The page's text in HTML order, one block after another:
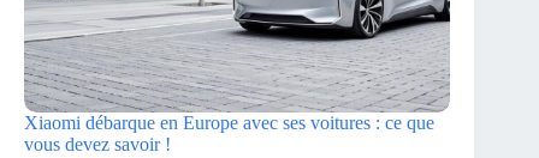
Xiaomi débarque en Europe avec ses voitures : ce que
vous devez savoir !